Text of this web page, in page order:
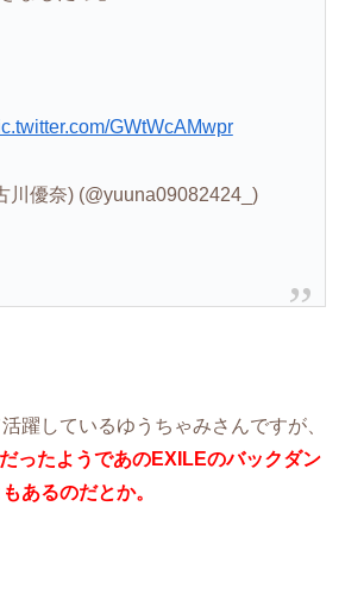
GWtWcAMwpr
優奈) (@yuuna09082424_)
躍しているゆうちゃみさんですが、
ったようであのEXILEのバックダン
あるのだとか。